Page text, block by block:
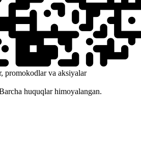
promokodlar va aksiyalar
huquqlar himoyalangan.